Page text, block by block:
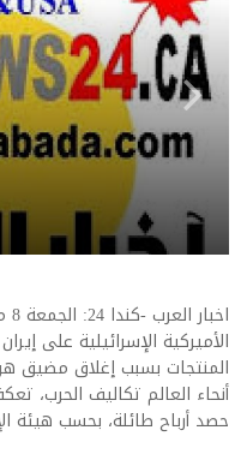
الأميركية الإسرائيلية على
المنتجات بسبب إغلاق مضيق
أنحاء العالم تكاليف الحرب،
حصد أرباح طائلة، بحسب هيئة